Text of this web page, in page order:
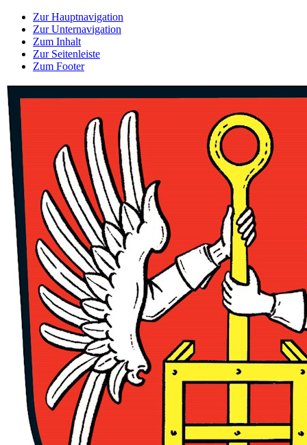
Zur Hauptnavigation
Zur Unternavigation
Zum Inhalt
Zur Seitenleiste
Zum Footer